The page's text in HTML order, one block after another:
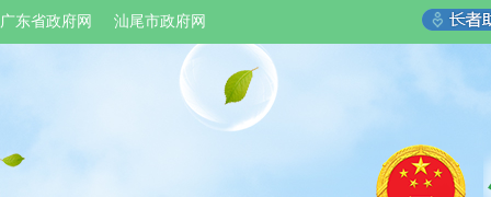
广东省政府网 汕尾市政府网